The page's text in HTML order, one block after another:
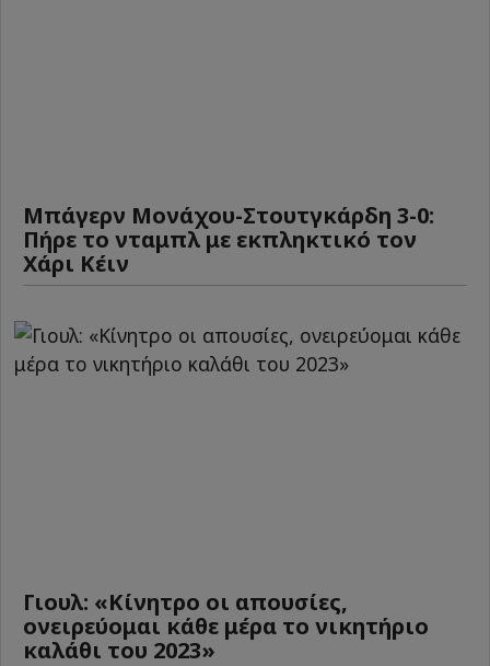
Μπάγερν Μονάχου-Στουτγκάρδη 3-0:
Πήρε το νταμπλ με εκπληκτικό τον
Χάρι Κέιν
Γιουλ: «Κίνητρο οι απουσίες,
ονειρεύομαι κάθε μέρα το νικητήριο
καλάθι του 2023»